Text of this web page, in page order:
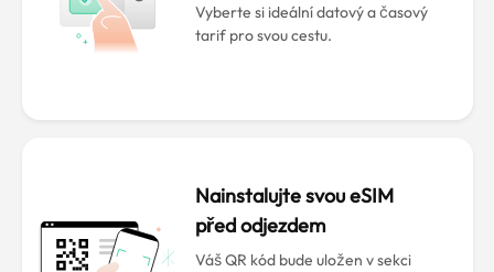
Vyberte si ideální datový a časový
tarif pro svou cestu.
Nainstalujte svou eSIM
před odjezdem
Váš QR kód bude uložen v sekci